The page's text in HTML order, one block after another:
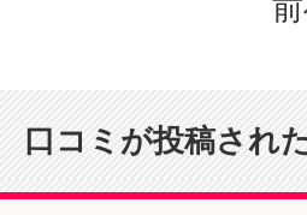
口コミが投稿され